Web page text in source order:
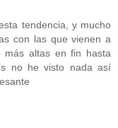
tendencia, y mucho
con las que vienen a
más altas en fin hasta
no he visto nada así